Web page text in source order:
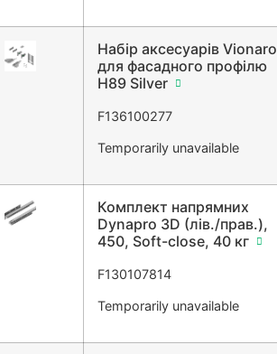
Набір аксесуарів Vionaro
для фасадного профілю
H89 Silver
F136100277
Temporarily unavailable
Комплект напрямних
Dynapro 3D (лів./прав.),
450, Soft-close, 40 кг
F130107814
Temporarily unavailable